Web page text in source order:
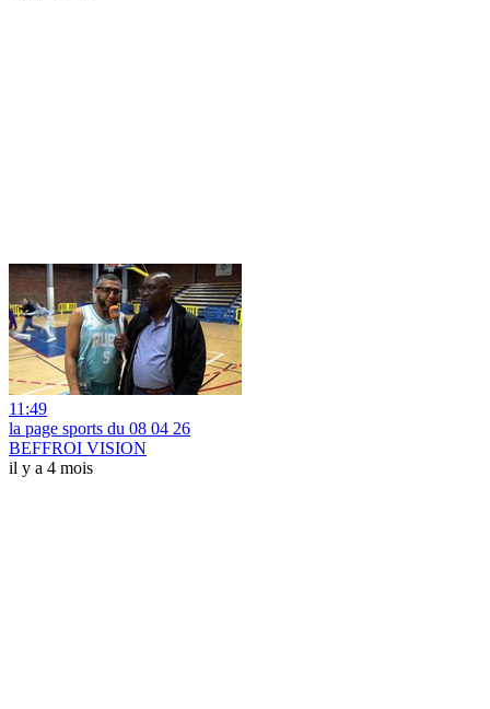
11:49
la page sports du 08 04 26
BEFFROI VISION
il y a 4 mois